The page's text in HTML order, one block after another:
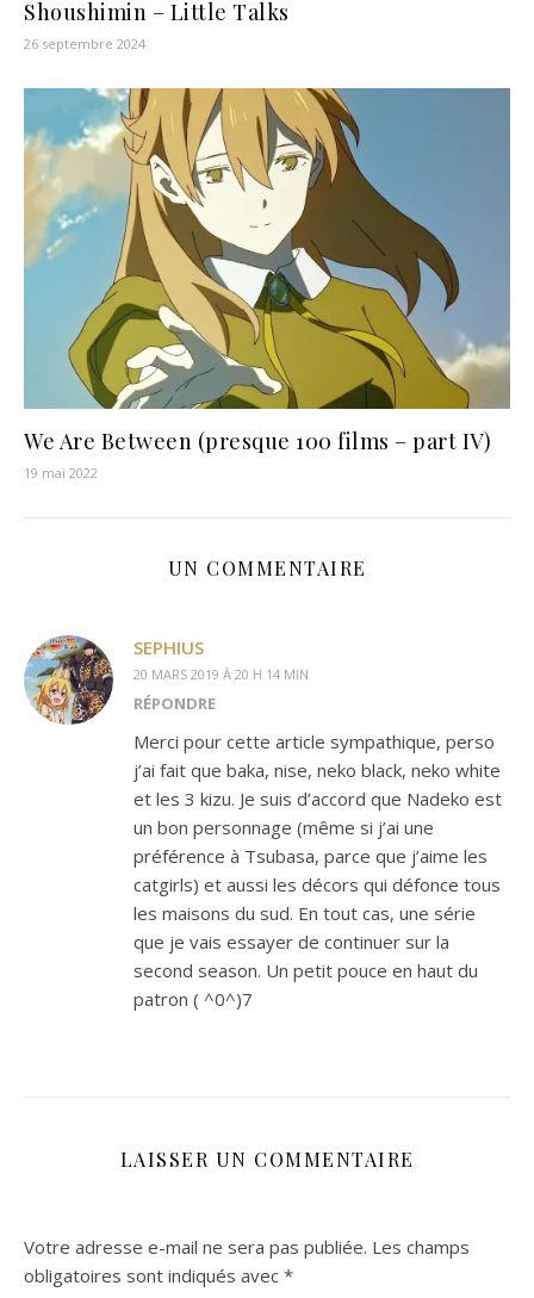
Shoushimin – Little Talks
26 septembre 2024
We Are Between (presque 100 films – part IV)
19 mai 2022
UN COMMENTAIRE
SEPHIUS
20 MARS 2019 À 20 H 14 MIN
RÉPONDRE
Merci pour cette article sympathique, perso
j’ai fait que baka, nise, neko black, neko white
et les 3 kizu. Je suis d’accord que Nadeko est
un bon personnage (même si j’ai une
préférence à Tsubasa, parce que j’aime les
catgirls) et aussi les décors qui défonce tous
les maisons du sud. En tout cas, une série
que je vais essayer de continuer sur la
second season. Un petit pouce en haut du
patron ( ^0^)7
LAISSER UN COMMENTAIRE
Votre adresse e-mail ne sera pas publiée. Les champs
obligatoires sont indiqués avec *